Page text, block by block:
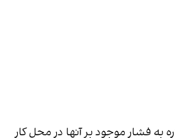
به فشار موجود بر آنها در محل کار